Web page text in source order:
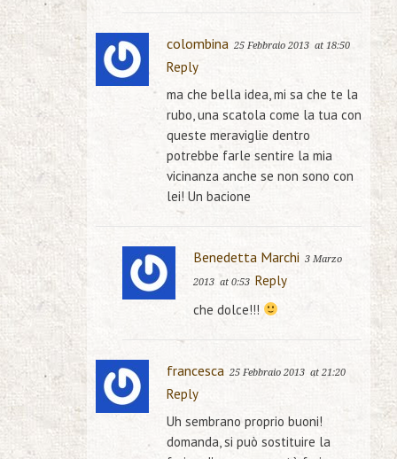
colombina 25 Febbraio 2013 at 18:50
Reply
ma che bella idea, mi sa che te la
rubo, una scatola come la tua con
queste meraviglie dentro
potrebbe farle sentire la mia
vicinanza anche se non sono con
lei! Un bacione
Benedetta Marchi 3 Marzo
2013 at 0:53 Reply
che dolce!!!
francesca 25 Febbraio 2013 at 21:20
Reply
Uh sembrano proprio buoni!
domanda, si può sostituire la